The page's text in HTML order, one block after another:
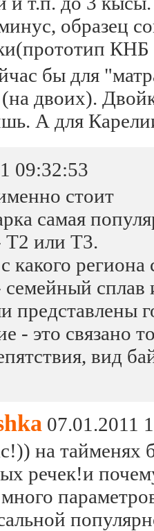
образец
КНБ
бы для
двоих).
А для
09:32:53
стоит
самая
Т2 или Т3.
какого
сплав
представлены
- это связано
вид
07.01.2011
на
речек!и